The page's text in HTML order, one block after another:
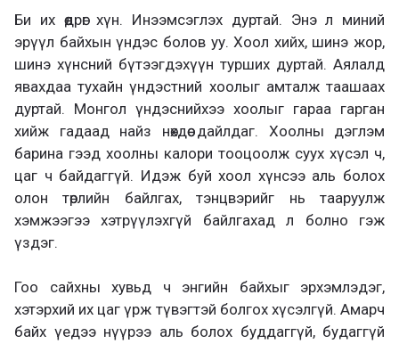
Би их өөдрөг хүн. Инээмсэглэх дуртай. Энэ л миний
эрүүл байхын үндэс болов уу. Хоол хийх, шинэ жор,
шинэ хүнсний бүтээгдэхүүн турших дуртай. Аялалд
явахдаа тухайн үндэстний хоолыг амталж таашаах
дуртай. Монгол үндэснийхээ хоолыг гараа гарган
хийж гадаад найз нөхдөө дайлдаг. Хоолны дэглэм
барина гээд хоолны калори тооцоолж суух хүсэл ч,
цаг ч байдаггүй. Идэж буй хоол хүнсээ аль болох
олон төрлийн байлгах, тэнцвэрийг нь тааруулж
хэмжээгээ хэтрүүлэхгүй байлгахад л болно гэж
үздэг.
Гоо сайхны хувьд ч энгийн байхыг эрхэмлэдэг,
хэтэрхий их цаг үрж түвэгтэй болгох хүсэлгүй. Амарч
байх үедээ нүүрээ аль болох буддаггүй, будаггүй